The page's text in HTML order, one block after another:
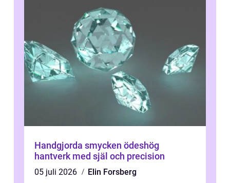
Handgjorda smycken ödeshög
hantverk med själ och precision
05 juli 2026
Elin Forsberg